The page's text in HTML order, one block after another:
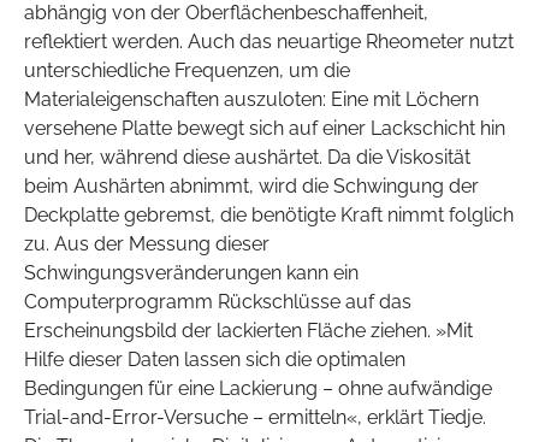
abhängig von der Oberflächenbeschaffenheit,
reflektiert werden. Auch das neuartige Rheometer nutzt
unterschiedliche Frequenzen, um die
Materialeigenschaften auszuloten: Eine mit Löchern
versehene Platte bewegt sich auf einer Lackschicht hin
und her, während diese aushärtet. Da die Viskosität
beim Aushärten abnimmt, wird die Schwingung der
Deckplatte gebremst, die benötigte Kraft nimmt folglich
zu. Aus der Messung dieser
Schwingungsveränderungen kann ein
Computerprogramm Rückschlüsse auf das
Erscheinungsbild der lackierten Fläche ziehen. »Mit
Hilfe dieser Daten lassen sich die optimalen
Bedingungen für eine Lackierung – ohne aufwändige
Trial-and-Error-Versuche – ermitteln«, erklärt Tiedje.